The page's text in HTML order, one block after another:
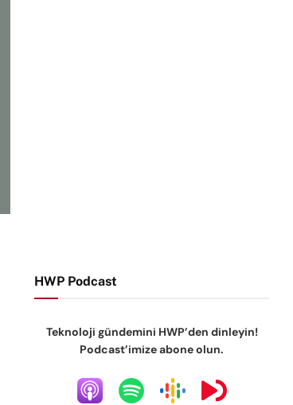
HWP Podcast
Teknoloji gündemini HWP’den dinleyin!
Podcast’imize abone olun.